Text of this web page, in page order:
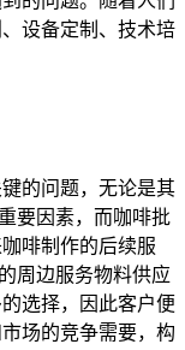
设备定制、技术培
的问题，无论是其
要因素，而咖啡批
啡制作的后续服
周边服务物料供应
选择，因此客户便
场的竞争需要，构